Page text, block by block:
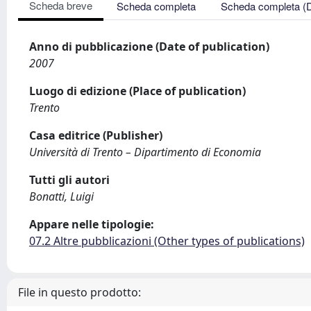
Scheda breve Scheda completa Scheda completa
Anno di pubblicazione (Date of publication)
2007
Luogo di edizione (Place of publication)
Trento
Casa editrice (Publisher)
Università di Trento – Dipartimento di Economia
Tutti gli autori
Bonatti, Luigi
Appare nelle tipologie:
07.2 Altre pubblicazioni (Other types of publications)
File in questo prodotto: